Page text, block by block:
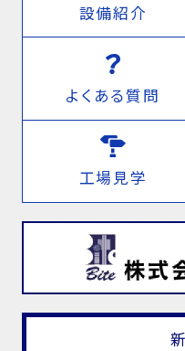
設備紹介
よくある質問
工場見学